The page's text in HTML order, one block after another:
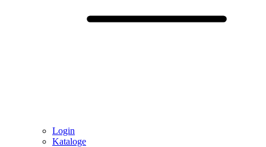
Login
Kataloge